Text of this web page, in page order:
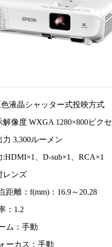
液晶シャッター式投映方式
解像度 WXGA 1280×800ピク
力 3,300ルーメン
:HDMI×1、D-sub×1、RCA×1
レンズ
距離：f(mm)：16.9～20.28
：1.2
ム：手動
ーカス：手動